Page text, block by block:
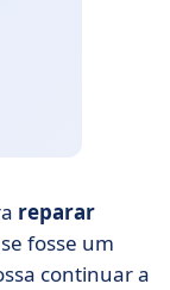
reparar
fosse um
continuar a